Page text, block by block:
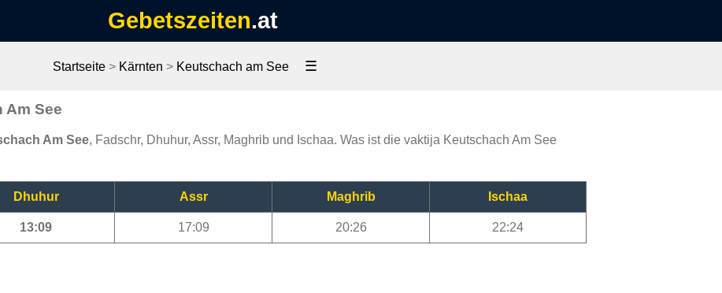
Gebetszeiten.at
Startseite > Kärnten > Keutschach am See ☰
Am See
Am See, Fadschr, Dhuhur, Assr, Maghrib und Ischaa. Was ist die vaktija Keutschach Am See
Dhuhur Assr Maghrib Ischaa
13:09 17:09 20:26 22:24